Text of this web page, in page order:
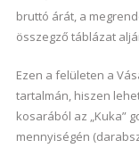
bruttó árát, a
összegző táblázat
Ezen a felületen a
tartalmán, hiszen
kosarából az „Kuka”
mennyiségén